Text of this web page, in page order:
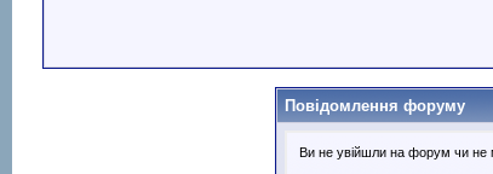
Повідомлення форуму
Ви не увійшли на форум чи не